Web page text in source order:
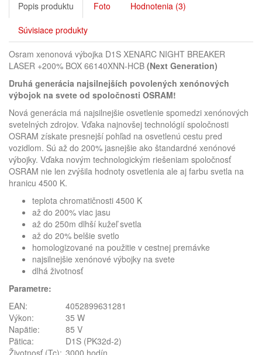
Popis produktu Foto Hodnotenia (3)
Súvisiace produkty
Osram xenonová výbojka D1S XENARC NIGHT BREAKER
LASER +200% BOX 66140XNN-HCB (Next Generation)
Druhá generácia najsilnejších povolených xenónových
výbojok na svete od spoločnosti OSRAM!
Nová generácia má najsilnejšie osvetlenie spomedzi xenónových
svetelných zdrojov. Vďaka najnovšej technológií spoločnosti
OSRAM získate presnejší pohľad na osvetlenú cestu pred
vozidlom. Sú až do 200% jasnejšie ako štandardné xenónové
výbojky. Vďaka novým technologickým riešeniam spoločnosť
OSRAM nie len zvýšila hodnoty osvetlenia ale aj farbu svetla na
hranicu 4500 K.
teplota chromatičnosti 4500 K
až do 200% viac jasu
až do 250m dlhší kužeľ svetla
až do 20% belšie svetlo
homologizované na použitie v cestnej premávke
najsilnejšie xenónové výbojky na svete
dlhá životnosť
Parametre:
EAN:
4052899631281
Výkon:
35 W
Napätie:
85 V
Pätica:
D1S (PK32d-2)
Životnosť (Tc): 3000 hodín